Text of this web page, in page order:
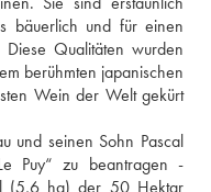
bäuerlich und für einen
Qualitäten wurden
berühmten japanischen
Wein der Welt gekürt
und seinen Sohn Pascal
Puy“ zu beantragen -
(5,6 ha) der 50 Hektar